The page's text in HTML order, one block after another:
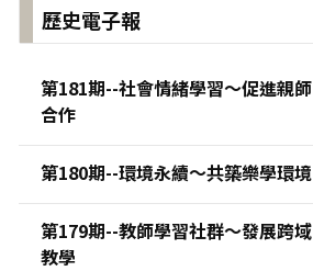
歷史電子報
第181期--社會情緒學習～促進親師
合作
第180期--環境永續～共築樂學環境
第179期--教師學習社群～發展跨域
教學